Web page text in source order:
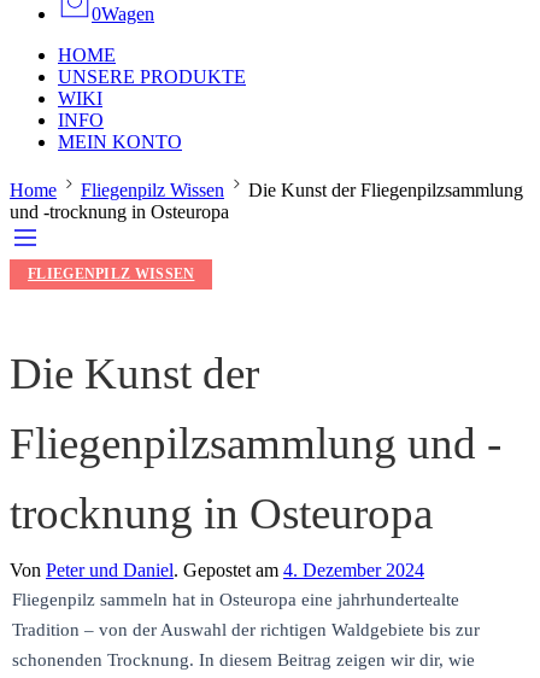
0Wagen
HOME
UNSERE PRODUKTE
WIKI
INFO
MEIN KONTO
Home Fliegenpilz Wissen
Die Kunst der Fliegenpilzsammlung
und -trocknung in Osteuropa
FLIEGENPILZ WISSEN
Die Kunst der
Fliegenpilzsammlung und -
trocknung in Osteuropa
Von Peter und Daniel. Gepostet am 4. Dezember 2024
Fliegenpilz sammeln hat in Osteuropa eine jahrhundertealte
Tradition – von der Auswahl der richtigen Waldgebiete bis zur
schonenden Trocknung. In diesem Beitrag zeigen wir dir, wie